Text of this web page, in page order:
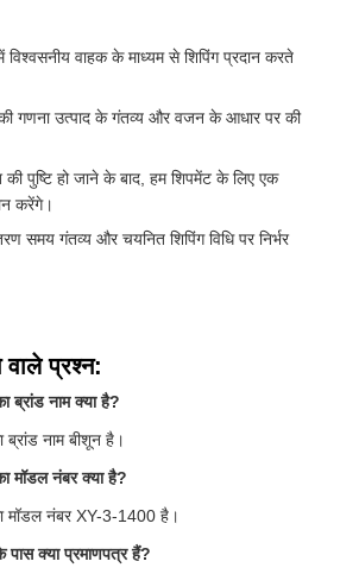
विश्वसनीय वाहक के माध्यम से शिपिंग प्रदान करते
की गणना उत्पाद के गंतव्य और वजन के आधार पर की
पुष्टि हो जाने के बाद, हम शिपमेंट के लिए एक
करेंगे।
समय गंतव्य और चयनित शिपिंग विधि पर निर्भर
प्रश्न:
ब्रांड नाम क्या है?
नाम बीशून है।
मॉडल नंबर क्या है?
मॉडल नंबर XY-3-1400 है।
क्या प्रमाणपत्र हैं?